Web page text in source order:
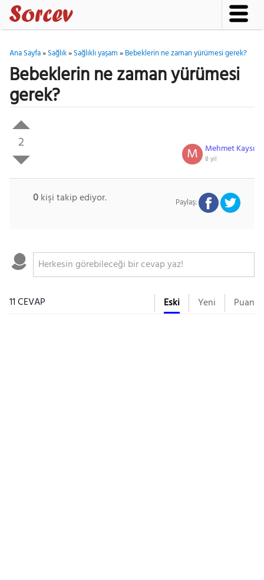
Ana Sayfa»Sağlık»Sağlıklı yaşam»Bebeklerin ne zaman yürümesi gerek?
Bebeklerin ne zaman yürümesi
gerek?
2 Mehmet Kaysı
8 yıl
M
0kişi takip ediyor. Paylaş:
11 CEVAP Eski Yeni Puan